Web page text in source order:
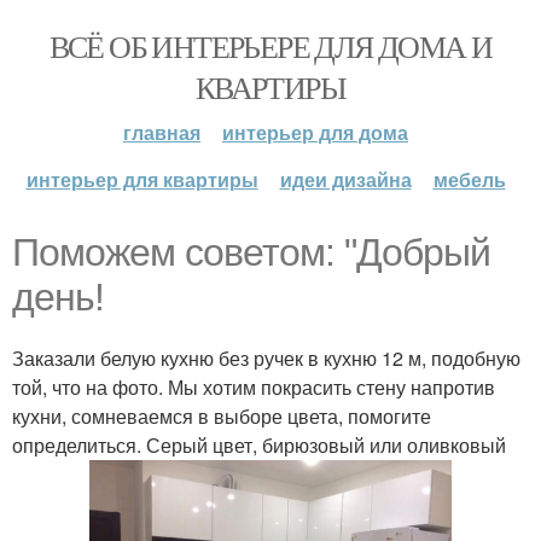
ВСЁ ОБ ИНТЕРЬЕРЕ ДЛЯ ДОМА И
КВАРТИРЫ
главная
интерьер для дома
интерьер для квартиры
идеи дизайна мебель
Поможем советом: "Добрый
день!
Заказали белую кухню без ручек в кухню 12 м, подобную
той, что на фото. Мы хотим покрасить стену напротив
кухни, сомневаемся в выборе цвета, помогите
определиться. Серый цвет, бирюзовый или оливковый